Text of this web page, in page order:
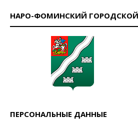
НАРО-ФОМИНСКИЙ ГОРОДСКОЙ
ПЕРСОНАЛЬНЫЕ ДАННЫЕ